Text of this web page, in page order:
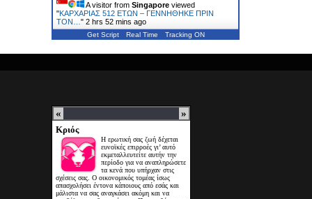
A visitor from Singapore viewed
"ΚΑΡΧΑΡΙΑΣ 512 ΕΤΩΝ – ΓΕΝΝΗΘΗΚΕ ΠΡΙΝ
ΤΟΝ… " 2 hrs 52 mins ago
Get Script Real Time Tracking ON